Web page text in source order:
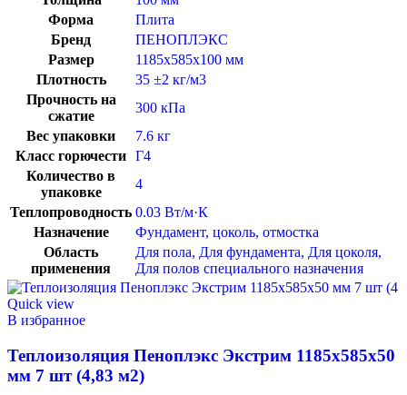
Форма
Плита
Бренд
ПЕНОПЛЭКС
Размер
1185x585x100 мм
Плотность
35 ±2 кг/м3
Прочность на
сжатие
300 кПа
Вес упаковки
7.6 кг
Класс горючести Г4
Количество в
упаковке
4
Теплопроводность 0.03 Вт/м·К
Назначение
Фундамент, цоколь, отмостка
Область
применения
Для пола, Для фундамента, Для цоколя,
Для полов специального назначения
Quick view
В избранное
Теплоизоляция Пеноплэкс Экстрим 1185х585х50
мм 7 шт (4,83 м2)